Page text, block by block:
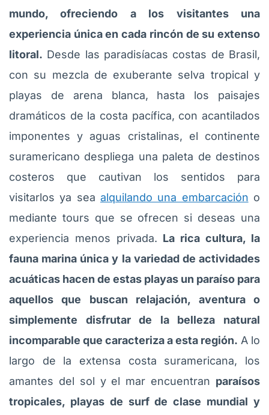
mundo, ofreciendo a los visitantes una
experiencia única en cada rincón de su extenso
litoral. Desde las paradisíacas costas de Brasil,
con su mezcla de exuberante selva tropical y
playas de arena blanca, hasta los paisajes
dramáticos de la costa pacífica, con acantilados
imponentes y aguas cristalinas, el continente
suramericano despliega una paleta de destinos
costeros que cautivan los sentidos para
visitarlos ya sea alquilando una embarcación o
mediante tours que se ofrecen si deseas una
experiencia menos privada. La rica cultura, la
fauna marina única y la variedad de actividades
acuáticas hacen de estas playas un paraíso para
aquellos que buscan relajación, aventura o
simplemente disfrutar de la belleza natural
incomparable que caracteriza a esta región. A lo
largo de la extensa costa suramericana, los
amantes del sol y el mar encuentran paraísos
tropicales, playas de surf de clase mundial y